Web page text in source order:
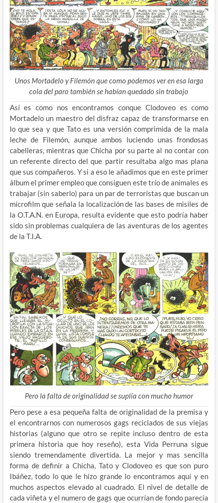
Unos Mortadelo y Filemón que como podemos ver en esa larga
cola del paro también se habían quedado sin trabajo
Así es como nos encontramos conque Clodoveo es como
Mortadelo un maestro del disfraz capaz de transformarse en
lo que sea y que Tato es una versión comprimida de la mala
leche de Filemón, aunque ambos luciendo unas frondosas
cabelleras, mientras que Chicha por su parte al no contar con
un referente directo del que partir resultaba algo mas plana
que sus compañeros. Y si a eso le añadimos que en este primer
álbum el primer empleo que consiguen este trío de animales es
trabajar (sin saberlo) para un par de terroristas que buscan un
microfilm que señala la localización de las bases de misiles de
la O.T.A.N. en Europa, resulta evidente que esto podría haber
sido sin problemas cualquiera de las aventuras de los agentes
de la T.I.A.
Pero la falta de originalidad se suplía con mucho humor
Pero pese a esa pequeña falta de originalidad de la premisa y
el encontrarnos con numerosos gags reciclados de sus viejas
historias (alguno que otro se repite incluso dentro de esta
primera historia que hoy reseño), esta Vida Perruna sigue
siendo tremendamente divertida. La mejor y mas sencilla
forma de definir a Chicha, Tato y Clodoveo es que son puro
Ibáñez, todo lo que le hizo grande lo encontramos aquí y en
muchos aspectos elevado al cuadrado. El nivel de detalle de
cada viñeta y el numero de gags que ocurrían de fondo parecía